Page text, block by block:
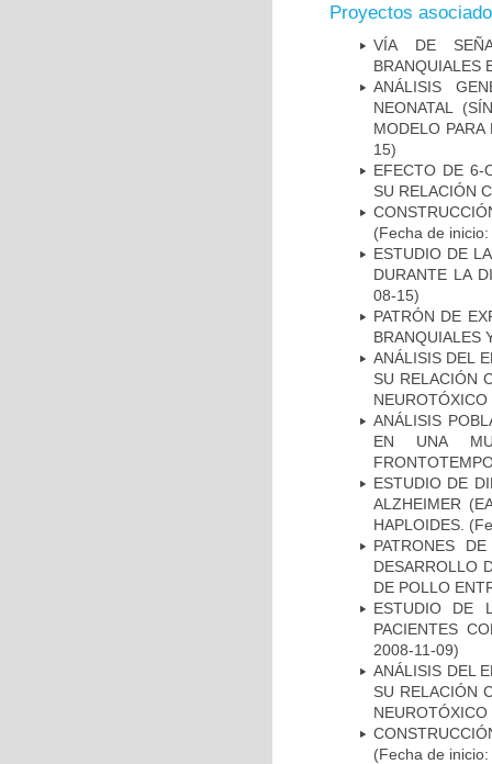
Proyectos
VÍA DE
BRANQUIALES
ANÁLISIS
NEONATAL
MODELO
15)
EFECTO DE 6-
SU RELACIÓN
(Fecha de
ESTUDIO DE
DURANTE LA
08-15)
PATRÓN DE
BRANQUIALES
ANÁLISIS DEL
SU RELACIÓN
NEUROTÓXICO
ANÁLISIS
EN UNA
ESTUDIO DE
ALZHEIMER
HAPLOIDES.
PATRONES
DESARROLLO
DE POLLO
ESTUDIO DE
PACIENTES
2008-11-09)
ANÁLISIS DEL
SU RELACIÓN
NEUROTÓXICO
(Fecha de